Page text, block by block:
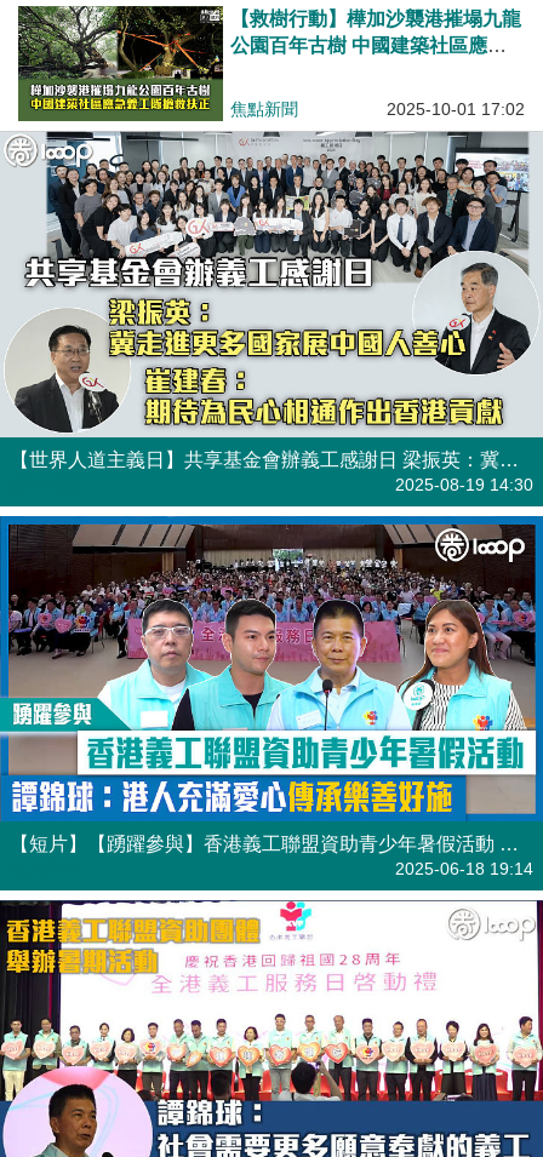
【救樹行動】樺加沙襲港摧塌九龍
公園百年古樹 中國建築社區應急
焦點新聞 2025-10-01 17:02
【世界人道主義日】共享基金會辦義工感謝日 梁振英：冀走進更多國家展中國人善心 崔建春：期待為民心相通作出香港貢獻
2025-08-19 14:30
【短片】【踴躍參與】香港義工聯盟資助青少年暑假活動 譚錦球：港人充滿愛心傳承樂善好施
2025-06-18 19:14